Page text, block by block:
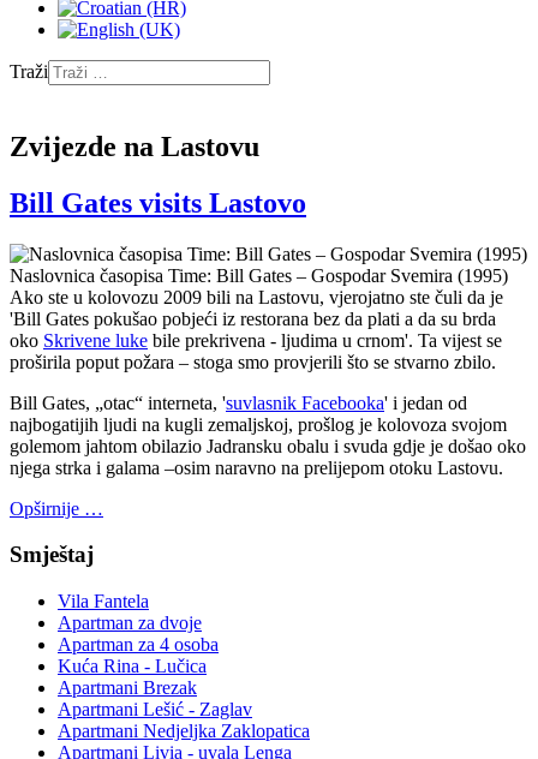
Traži
Zvijezde na Lastovu
Bill Gates visits Lastovo
Naslovnica časopisa Time: Bill Gates – Gospodar Svemira (1995)
Ako ste u kolovozu 2009 bili na Lastovu, vjerojatno ste čuli da je
'Bill Gates pokušao pobjeći iz restorana bez da plati a da su brda
oko Skrivene luke bile prekrivena - ljudima u crnom'. Ta vijest se
proširila poput požara – stoga smo provjerili što se stvarno zbilo.
Bill Gates, „otac“ interneta, 'suvlasnik Facebooka' i jedan od
najbogatijih ljudi na kugli zemaljskoj, prošlog je kolovoza svojom
golemom jahtom obilazio Jadransku obalu i svuda gdje je došao oko
njega strka i galama –osim naravno na prelijepom otoku Lastovu.
Opširnije …
Smještaj
Vila Fantela
Apartman za dvoje
Apartman za 4 osoba
Kuća Rina - Lučica
Apartmani Brezak
Apartmani Lešić - Zaglav
Apartmani Nedjeljka Zaklopatica
Apartmani Livia - uvala Lenga